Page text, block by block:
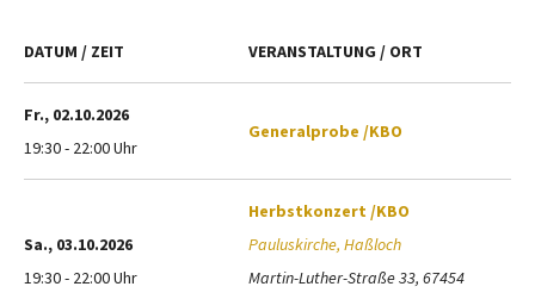
DATUM / ZEIT VERANSTALTUNG / ORT
Fr., 02.10.2026
19:30 - 22:00 Uhr
Generalprobe /KBO
Sa., 03.10.2026
19:30 - 22:00 Uhr
Herbstkonzert /KBO
Pauluskirche, Haßloch
Martin-Luther-Straße 33, 67454